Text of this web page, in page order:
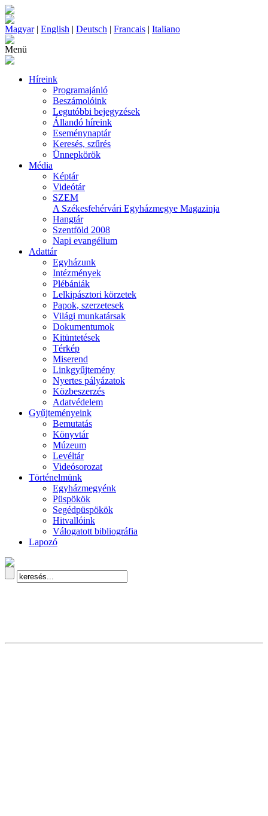
Magyar| English | Deutsch | Francais | Italiano
Menü
Híreink
Programajánló
Beszámolóink
Legutóbbi bejegyzések
Állandó híreink
Eseménynaptár
Keresés, szűrés
Ünnepkörök
Média
Képtár
Videótár
SZEM
A Székesfehérvári Egyházmegye Magazinja
Hangtár
Szentföld 2008
Napi evangélium
Adattár
Egyházunk
Intézmények
Plébániák
Lelkipásztori körzetek
Papok, szerzetesek
Világi munkatársak
Dokumentumok
Kitüntetések
Térkép
Miserend
Linkgyűjtemény
Nyertes pályázatok
Közbeszerzés
Adatvédelem
Gyűjteményeink
Bemutatás
Könyvtár
Múzeum
Levéltár
Videósorozat
Történelmünk
Egyházmegyénk
Püspökök
Segédpüspökök
Hitvallóink
Válogatott bibliográfia
Lapozó